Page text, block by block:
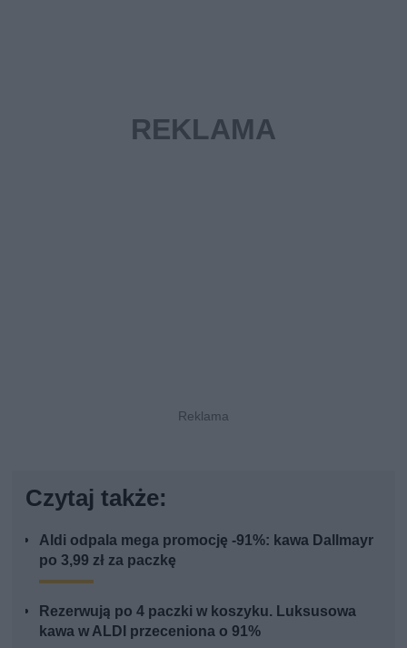
Czytaj także:
Aldi odpala mega promocję -91%: kawa Dallmayr
po 3,99 zł za paczkę
Rezerwują po 4 paczki w koszyku. Luksusowa
kawa w ALDI przeceniona o 91%